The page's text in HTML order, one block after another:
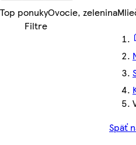
Top ponukyOvocie, zelenina
Späť